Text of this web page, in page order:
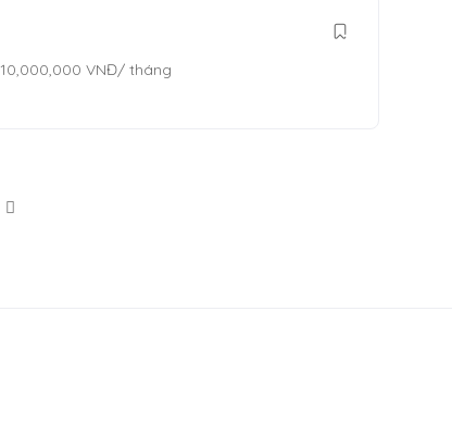
10,000,000 VNĐ/ tháng